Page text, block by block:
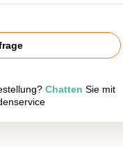
Chatten Sie mit